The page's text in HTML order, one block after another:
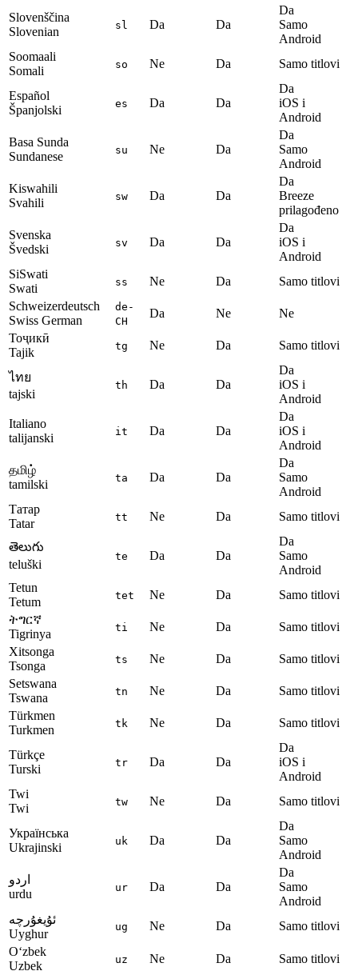
Slovenščina
Slovenian
sl Da Da
Da
Samo
Android
Soomaali
Somali
so Ne Da Samo titlovi
Español
Španjolski
es Da Da
Da
iOS i
Android
Basa Sunda
Sundanese
su Ne Da
Da
Samo
Android
Kiswahili
Svahili
sw Da Da
Da
Breeze
prilagođeno
Svenska
Švedski
sv Da Da
Da
iOS i
Android
SiSwati
Swati
ss Ne Da
Samo titlovi
Schweizerdeutsch
Swiss German
de-
CH
Da Ne
Ne
Тоҷикӣ
Tajik
tg Ne Da Samo titlovi
ไทย
tajski
th Da Da
Da
iOS i
Android
Italiano
talijanski
it Da Da
Da
iOS i
Android
தமிழ்
tamilski
ta Da Da
Da
Samo
Android
Татар
Tatar
tt Ne Da Samo titlovi
తెలుగు
teluški
te Da Da
Da
Samo
Android
Tetun
Tetum
tet Ne Da
Samo titlovi
ትግርኛ
Tigrinya
ti Ne Da
Samo titlovi
Xitsonga
Tsonga
ts Ne Da
Samo titlovi
Setswana
Tswana
tn Ne Da
Samo titlovi
Türkmen
Turkmen
tk Ne Da Samo titlovi
Türkçe
Turski
tr Da Da
Da
iOS i
Android
Twi
Twi
tw Ne Da Samo titlovi
Українська
Ukrajinski
uk Da Da
Da
Samo
Android
اردو
urdu
ur Da Da
Da
Samo
Android
ئۇيغۇرچە
Uyghur
ug Ne Da
Samo titlovi
Oʻzbek
Uzbek
uz Ne Da Samo titlovi